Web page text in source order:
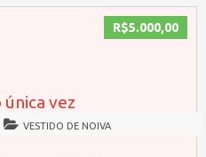
R$5.000,00
vez
VESTIDO DE NOIVA